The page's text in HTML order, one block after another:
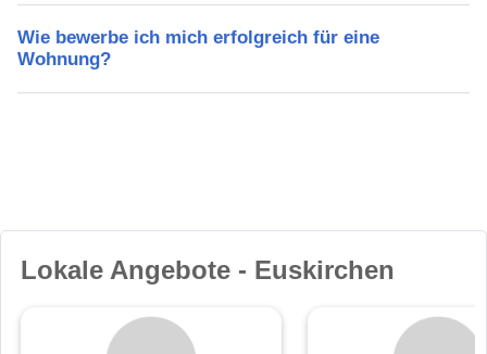
Wie bewerbe ich mich erfolgreich für eine
Wohnung?
Lokale Angebote - Euskirchen